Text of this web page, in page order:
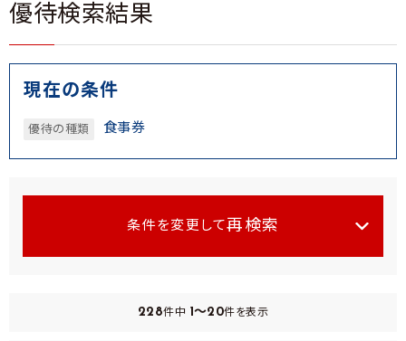
優待検索結果
現在の条件
優待の種類 食事券
条件を変更して 再検索
228件中 1～20件を表示